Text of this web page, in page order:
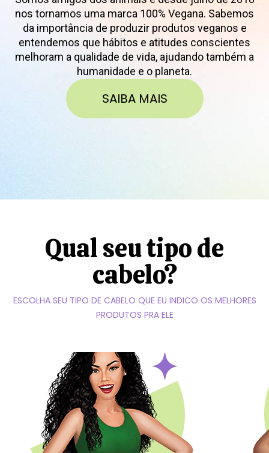
nos tornamos uma marca 100% Vegana. Sabemos
da importância de produzir produtos veganos e
entendemos que hábitos e atitudes conscientes
melhoram a qualidade de vida, ajudando também a
humanidade e o planeta.
SAIBA MAIS
Qual seu tipo de
cabelo?
ESCOLHA SEU TIPO DE CABELO QUE EU INDICO OS MELHORES
PRODUTOS PRA ELE